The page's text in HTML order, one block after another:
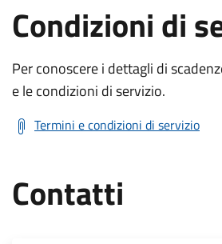
Condizioni di
Per conoscere i dettagli di
e le condizioni di servizio.
Termini e condizioni di servizio
Contatti